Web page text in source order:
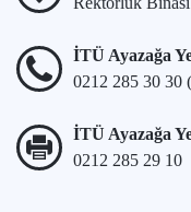
İTÜ Ayazağa
0212 285 30 30
İTÜ Ayazağa
0212 285 29 10